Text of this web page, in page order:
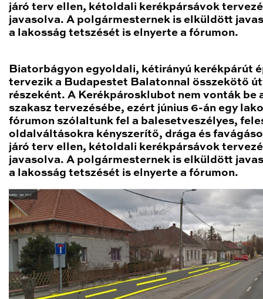
járó terv ellen, kétoldali kerékpársávok
javasolva. A polgármesternek is elküldött
a lakosság tetszését is elnyerte a fórumon.
Biatorbágyon egyoldali, kétirányú kerékpárút
tervezik a Budapestet Balatonnal összekötő
részeként. A Kerékpárosklubot nem vonták be
szakasz tervezésébe, ezért június 6-án egy
fórumon szólaltunk fel a balesetveszélyes,
oldalváltásokra kényszerítő, drága és
járó terv ellen, kétoldali kerékpársávok
javasolva. A polgármesternek is elküldött
a lakosság tetszését is elnyerte a fórumon.